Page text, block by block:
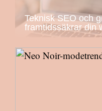
Teknisk SEO och
framtidssäkrar din